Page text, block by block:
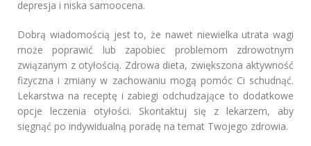
depresja i niska samoocena.
Dobrą wiadomością jest to, że nawet niewielka utrata wagi
może poprawić lub zapobiec problemom zdrowotnym
związanym z otyłością. Zdrowa dieta, zwiększona aktywność
fizyczna i zmiany w zachowaniu mogą pomóc Ci schudnąć.
Lekarstwa na receptę i zabiegi odchudzające to dodatkowe
opcje leczenia otyłości. Skontaktuj się z lekarzem, aby
sięgnąć po indywidualną poradę na temat Twojego zdrowia.